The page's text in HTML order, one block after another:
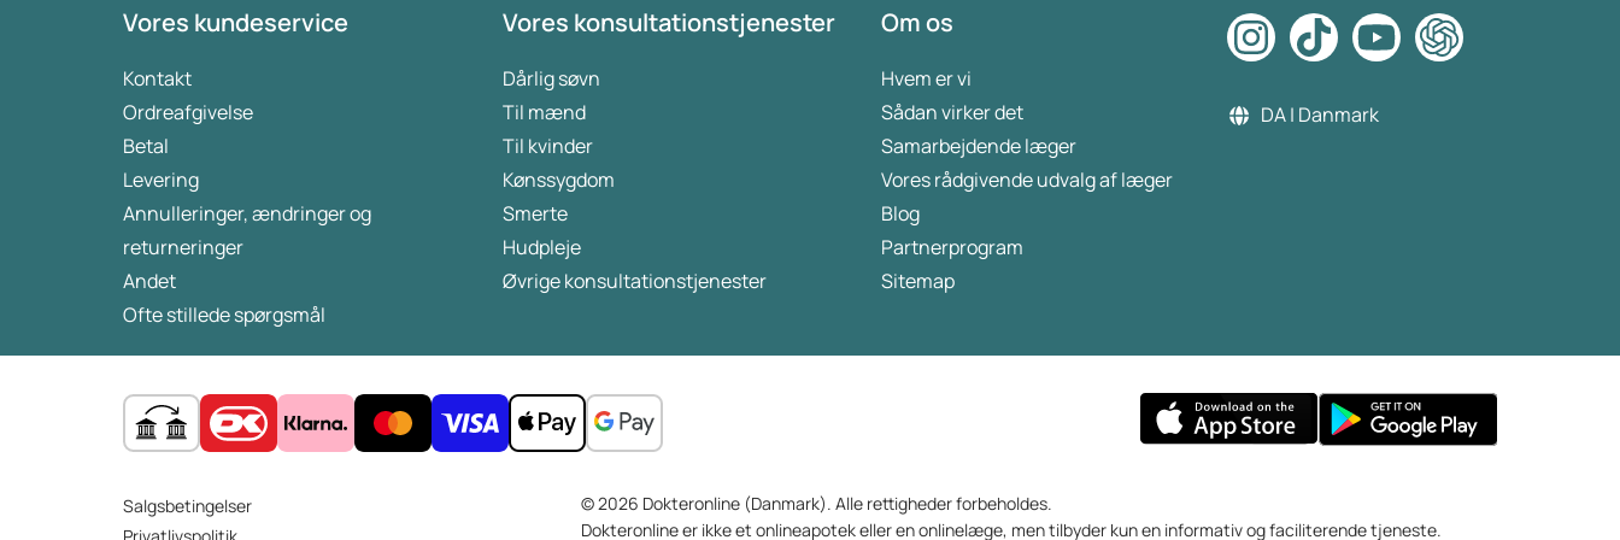
Vores kundeservice
Kontakt
Ordreafgivelse
Betal
Levering
Annulleringer, ændringer og
returneringer
Andet
Ofte stillede spørgsmål
Vores konsultationstjenester
Dårlig søvn
Til mænd
Til kvinder
Kønssygdom
Smerte
Hudpleje
Øvrige konsultationstjenester
Om os
Hvem er vi
Sådan virker det
Samarbejdende læger
Vores rådgivende udvalg af læger
Blog
Partnerprogram
Sitemap
DA | Danmark
Salgsbetingelser
© 2026 Dokteronline (Danmark). Alle rettigheder forbeholdes.
Dokteronline er ikke et onlineapotek eller en onlinelæge, men tilbyder kun en informativ og faciliterende tjeneste.